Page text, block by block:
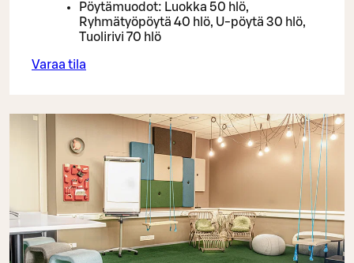
Pöytämuodot: Luokka 50 hlö,
Ryhmätyöpöytä 40 hlö, U-pöytä 30 hlö,
Tuolirivi 70 hlö
Varaa tila